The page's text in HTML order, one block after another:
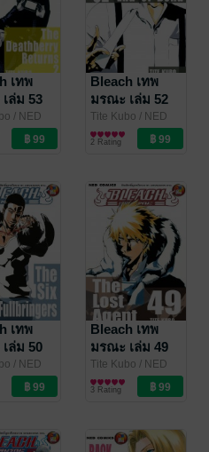
เทพ
ล่ม 53
/ NED
ไป
Bleach เทพ
มรณะ เล่ม 52
Tite Kubo / NED
Comics
การ์ตูนทั่วไป
2 Rating
เทพ
ล่ม 50
/ NED
ไป
Bleach เทพ
มรณะ เล่ม 49
Tite Kubo / NED
Comics
การ์ตูนทั่วไป
3 Rating